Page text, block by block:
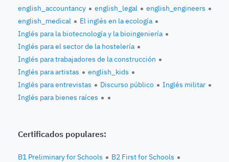
english_accountancy english_legal
english_engineers
english_medical
El inglés en la ecología
Inglés para la biotecnología y la bioingeniería
Inglés para el sector de la hostelería
Inglés para trabajadores de la construcción
Inglés para artistas
english_kids
Inglés para entrevistas
Discurso público
Inglés militar
Inglés para bienes raíces
Certificados populares:
B1 Preliminary for Schools
B2 First for Schools